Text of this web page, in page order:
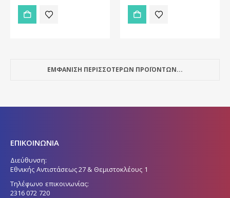
ΕΜΦΑΝΙΣΗ ΠΕΡΙΣΣΟΤΕΡΩΝ ΠΡΟΪΟΝΤΩΝ...
ΕΠΙΚΟΙΝΩΝΙΑ
Διεύθυνση:
Εθνικής Αντιστάσεως 27 & Θεμιστοκλέους 1
Τηλέφωνο επικοινωνίας:
2316 072 720